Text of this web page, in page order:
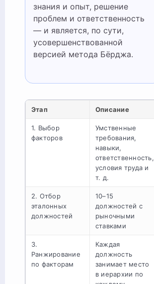
знания и опыт, решение
проблем и ответственность
— и является, по сути,
усовершенствованной
версией метода Бёрджа.
Этап Описание
1. Выбор
факторов
Умственные
требования,
навыки,
ответственность,
условия труда и
т. д.
2. Отбор
эталонных
должностей
10–15
должностей с
рыночными
ставками
3.
Ранжирование
по факторам
Каждая
должность
занимает место
в иерархии по